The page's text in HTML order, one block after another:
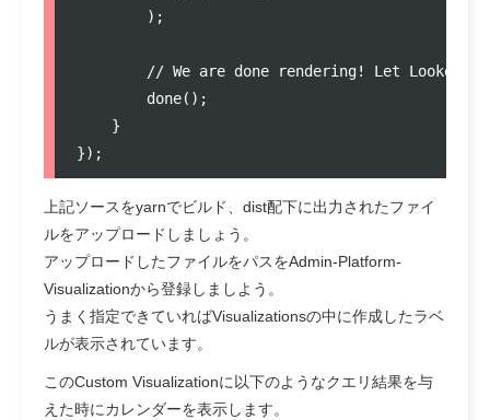
        );
// We are done rendering! Let Looker
done();
    }
});
上記ソースをyarnでビルド、dist配下に出力されたファイ
ルをアップロードしましょう。
アップロードしたファイルをパスをAdmin-Platform-
Visualizationから登録しましよう。
うまく指定できていればVisualizationsの中に作成したラベ
ルが表示されています。
このCustom Visualizationに以下のようなクエリ結果を与
えた時にカレンダーを表示します。